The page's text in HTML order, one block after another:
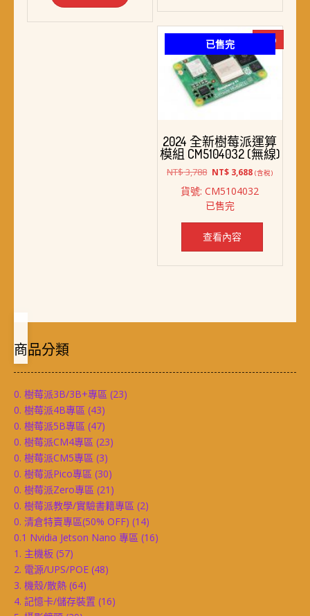
已售完 -3%
2024 全新樹莓派運算
模組 CM5104032 (無線)
NT$3,788 原
價
格：
NT$ 3,788。
NT$ 3,688目
價
NT$ 3,688。
(含稅)
貨號: CM5104032
已售完
查看內容
商品分類
0. 樹莓派3B/3B+專區 (23)
0. 樹莓派4B專區 (43)
0. 樹莓派5B專區 (47)
0. 樹莓派CM4專區 (23)
0. 樹莓派CM5專區 (3)
0. 樹莓派Pico專區 (30)
0. 樹莓派Zero專區 (21)
0. 樹莓派教學/實驗書籍專區 (2)
0. 清倉特賣專區(50% OFF) (14)
0.1 Nvidia Jetson Nano 專區 (16)
1. 主機板 (57)
2. 電源/UPS/POE (48)
3. 機殼/散熱 (64)
4. 記憶卡/儲存裝置 (16)